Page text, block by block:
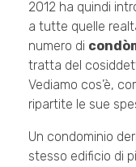
2012 ha quindi
a tutte quelle
numero di
tratta del
Vediamo cos’è,
ripartite le sue
Un condominio
stesso edificio di